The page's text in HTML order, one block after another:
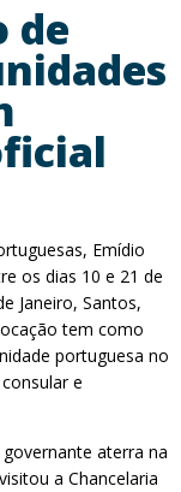
de
Emídio
os dias 10 e 21 de
Janeiro, Santos,
tem como
portuguesa no
e
aterra na
a Chancelaria